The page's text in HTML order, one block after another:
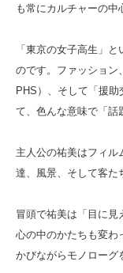
も常にカルチャーの中
「東京の女子高生」
のです。ファッション
PHS）、そして「援
て、色んな意味で「話
主人公の祐美はフィル
達、風景、そして客た
冒頭で祐美は「目に見
心の中のかたちも変わ
かびながらモノローグ